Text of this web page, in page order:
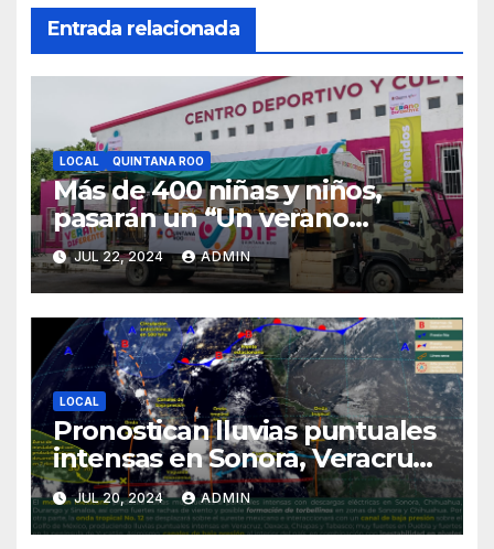
Entrada relacionada
LOCAL QUINTANA ROO
Más de 400 niñas y niños,
pasarán un “Un verano
DIFerente” en Chetumal:
Mara Lezama
JUL 22, 2024 ADMIN
LOCAL
Pronostican lluvias puntuales
intensas en Sonora, Veracruz,
Oaxaca, Chiapas y Tabasco
JUL 20, 2024 ADMIN